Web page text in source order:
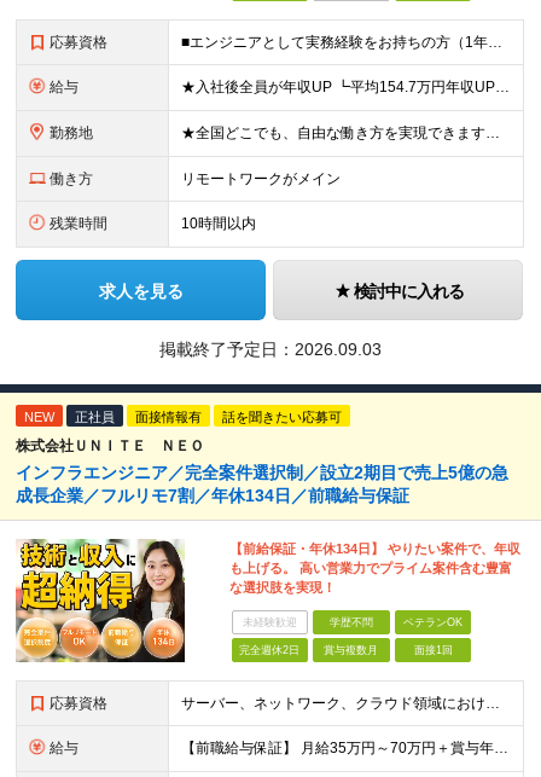
応募資格 ■エンジニアとして実務経験をお持ちの方（1年以上） ■学歴不問 ■既卒・第二新卒OK ☆Tech Labの事業内容、ビジョンに共感できる⽅はぜひご応募ください！ ☆意欲重視の採用です！ 「経歴に自信
給与 ★入社後全員が年収UP ┗平均154.7万円年収UP！ ┗最大380万円UPの実績も 月給35万円～100万円＋決算賞与＋各種手当 【 給与イメージ 】 ■経験1年以上…月給35万円～＋決算賞与
勤務地 ★全国どこでも、自由な働き方を実現できます！ 全国のプロジェクト先やフルリモート環境での勤務も可能です。 ＼自由度の高い働き方、叶えます／ ・フルリモートで働きたい ・ハイブリットに働きたい ・家庭
働き方 リモートワークがメイン
残業時間 10時間以内
求人を見る 検討中に入れる
掲載終了予定日： 2026.09.03
NEW 正社員 面接情報有 話を聞きたい応募可
株式会社ＵＮＩＴＥ ＮＥＯ
インフラエンジニア／完全案件選択制／設立2期目で売上5億の急
成長企業／フルリモ7割／年休134日／前職給与保証
【前給保証・年休134日】 やりたい案件で、年収
も上げる。 高い営業力でプライム案件含む豊富
な選択肢を実現！
未経験歓迎 学歴不問 ベテランOK
完全週休2日 賞与複数月 面接1回
応募資格 サーバー、ネットワーク、クラウド領域におけるインフラエンジニアとしての何らかの実務経験（年数不問） ※設計、構築、運用保守、監視等 少しでも実務経験があれば、まずは気軽にエントリーしてみてください！
給与 【前職給与保証】 月給35万円～70万円＋賞与年2回＋各種手当 ※前職の給与・スキル・経験を考慮の上、決定いたします。 ※月給には固定残業代（月30時間分／5万円～10万円）を含みます。超過分は別途